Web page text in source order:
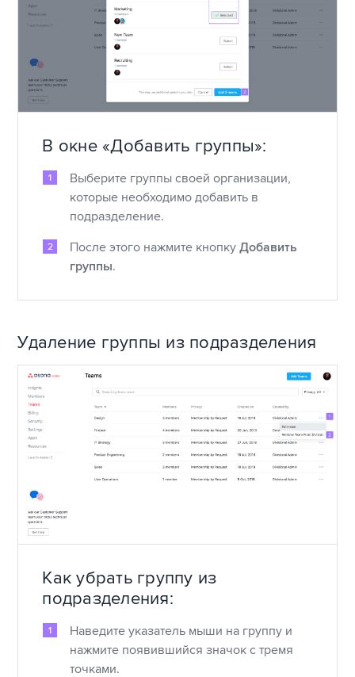
В окне «Добавить группы»:
Выберите группы своей организации,
которые необходимо добавить в
подразделение.
После этого нажмите кнопкуДобавить
группы.
Удаление группы из подразделения
Как убрать группу из
подразделения:
Наведите указатель мыши на группу и
нажмите появившийся значок с тремя
точками.